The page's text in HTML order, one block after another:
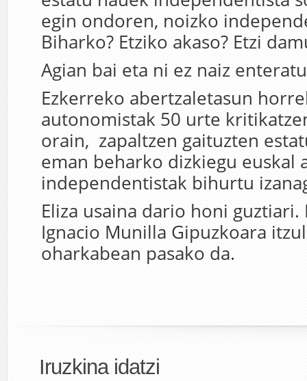
egin ondoren, noizko
Biharko? Etziko akaso? Etzi
Agian bai eta ni ez naiz
Ezkerreko abertzaletasun
autonomistak 50 urte
orain, zapaltzen gaituzten
eman beharko dizkiegu euskal
independentistak bihurtu
Eliza usaina dario honi guztiari.
Ignacio Munilla Gipuzkoara
oharkabean pasako da.
Iruzkina idatzi